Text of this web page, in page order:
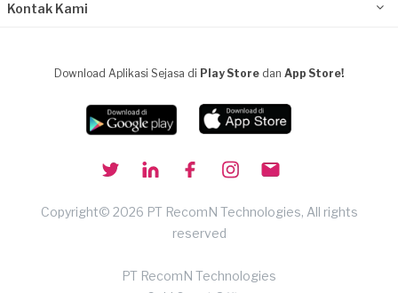
Kontak Kami
Download Aplikasi Sejasa di Play Store dan App Store!
Copyright© 2026 PT RecomN Technologies, All rights
reserved
PT RecomN Technologies